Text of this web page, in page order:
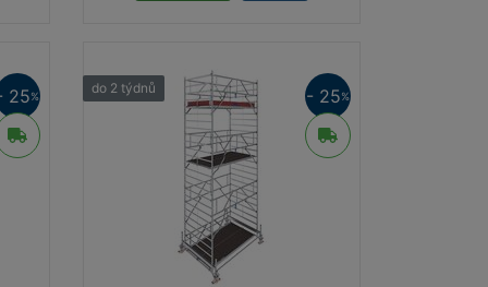
25% do 2 týdnů - 25%